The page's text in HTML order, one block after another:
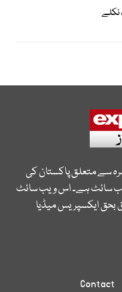
نکلے
سے متعلق پاکستان کی
سائٹ ہے۔ اس ویب سائٹ
بحق ایکسپریس میڈیا
Contact